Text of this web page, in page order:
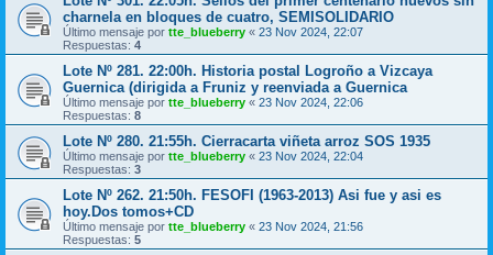
charnela en bloques de cuatro, SEMISOLIDARIO
Último mensaje por tte_blueberry « 23 Nov 2024, 22:07
Respuestas: 4
Lote Nº 281. 22:00h. Historia postal Logroño a Vizcaya
Guernica (dirigida a Fruniz y reenviada a Guernica
Último mensaje por tte_blueberry « 23 Nov 2024, 22:06
Respuestas: 8
Lote Nº 280. 21:55h. Cierracarta viñeta arroz SOS 1935
Último mensaje por tte_blueberry « 23 Nov 2024, 22:04
Respuestas: 3
Lote Nº 262. 21:50h. FESOFI (1963-2013) Asi fue y asi es
hoy.Dos tomos+CD
Último mensaje por tte_blueberry « 23 Nov 2024, 21:56
Respuestas: 5